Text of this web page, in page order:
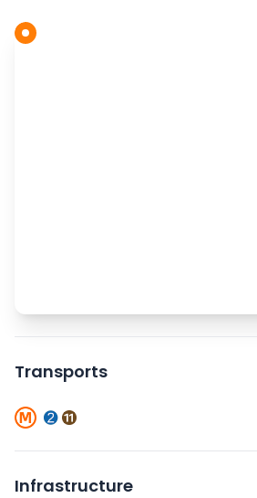
Transports
Infrastructure